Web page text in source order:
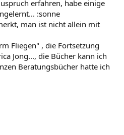
erfahren, habe einige
:sonne
man ist nicht allein mit
Fliegen" , die Fortsetzung
Jong..., die Bücher kann ich
Beratungsbücher hatte ich